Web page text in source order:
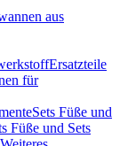
aus
Ersatzteile
für
Sets Füße und
Füße und Sets